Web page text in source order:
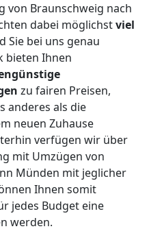
von Braunschweig nach
dabei möglichstviel
Sie bei uns genau
bieten Ihnen
zu fairen Preisen,
anderes als die
neuen Zuhause
verfügen wir über
mit Umzügen von
Münden mit jeglicher
Ihnen somit
jedes Budget eine
werden.